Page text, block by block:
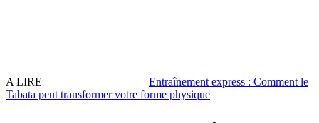
A LIRE
Entraînement express : Comment le
Tabata peut transformer votre forme physique